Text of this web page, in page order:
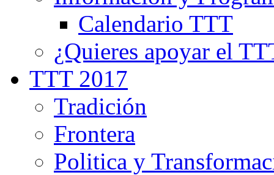
Calendario TTT
¿Quieres apoyar el
TTT 2017
Tradición
Frontera
Politica y